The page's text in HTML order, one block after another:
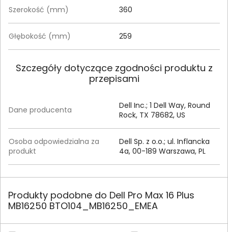
Szerokość (mm) 360
Głębokość (mm) 259
Szczegóły dotyczące zgodności produktu z
przepisami
Dane producenta
Dell Inc.; 1 Dell Way, Round
Rock, TX 78682, US
Osoba odpowiedzialna za
produkt
Dell Sp. z o.o.; ul. Inflancka
4a, 00-189 Warszawa, PL
Produkty podobne do Dell Pro Max 16 Plus
MB16250 BTO104_MB16250_EMEA